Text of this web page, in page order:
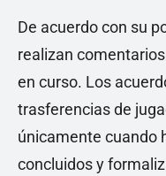
De acuerdo con su
realizan
en curso. Los
trasferencias de
únicamente cuando
concluidos y